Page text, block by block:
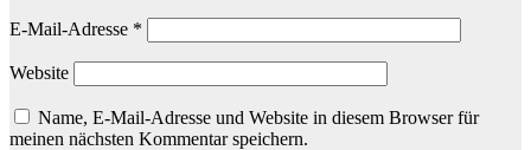
E-Mail-Adresse *
Website
Name, E-Mail-Adresse und Website in diesem Browser für
meinen nächsten Kommentar speichern.